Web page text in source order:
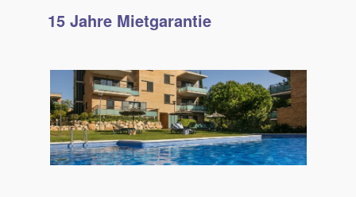
15 Jahre Miet­garantie